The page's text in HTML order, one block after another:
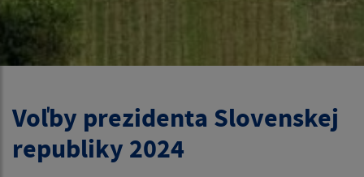
Voľby prezidenta Slovenskej
republiky 2024